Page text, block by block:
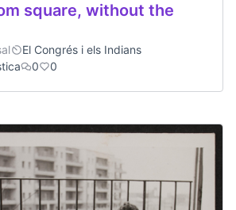
square, without the
El Congrés i els Indians
0 0